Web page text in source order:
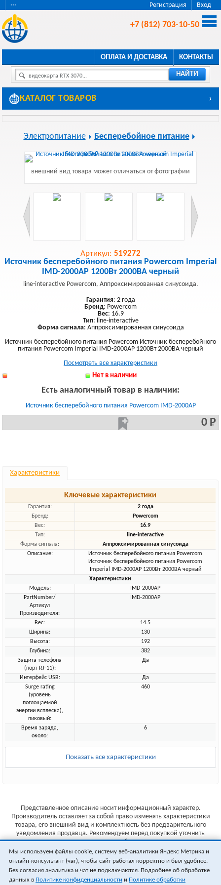
Регистрация Вход
···
+7 (812) 703-10-50
ОПЛАТА И ДОСТАВКА КОНТАКТЫ
видеокарта RTX 3070... НАЙТИ
КАТАЛОГ ТОВАРОВ ›
Электропитание Бесперебойное питание
внешний вид товара может отличаться от фотографии
Артикул: 519272
Источник бесперебойного питания Powercom Imperial
IMD-2000AP 1200Вт 2000ВА черный
line-interactive Powercom, Аппроксимированная синусоида.
Гарантия: 2 года
Бренд: Powercom
Вес: 16.9
Тип: line-interactive
Форма сигнала: Аппроксимированная синусоида
Источник бесперебойного питания Powercom Источник бесперебойного
питания Powercom Imperial IMD-2000AP 1200Вт 2000ВА черный
Посмотреть все характеристики
Нет в наличии
Есть аналогичный товар в наличии:
Источник бесперебойного питания Powercom IMD-2000AP
0 Р
Характеристики
Ключевые характеристики
Гарантия:
2 года
Бренд:
Powercom
Вес:
16.9
Тип:
line-interactive
Форма сигнала:
Аппроксимированная синусоида
Описание:
Источник бесперебойного питания Powercom
Источник бесперебойного питания Powercom
Imperial IMD-2000AP 1200Вт 2000ВА черный
Характеристики
Модель:
IMD-2000AP
PartNumber/
Артикул
Производителя:
IMD-2000AP
Вес:
14.5
Ширина:
130
Высота:
192
Глубина:
382
Защита телефона
(порт RJ-11):
Да
Интерфейс USB:
Да
Surge rating
(уровень
поглощаемой
энергии всплеска),
пиковый:
460
Время заряда,
около:
6
Показать все характеристики
Представленное описание носит информационный характер.
Производитель оставляет за собой право изменять характеристики
товара, его внешний вид и комплектность без предварительного
уведомления продавца. Рекомендуем перед покупкой уточнить
характеристики товара на сайте производителя.
Указанные цены не являются публичной офертой (ст.435 ГК РФ).
Стоимость и наличие товара уточняйте у менеджера.
Мы используем файлы cookie, систему веб-аналитики Яндекс Метрика и
онлайн-консультант (чат), чтобы сайт работал корректно и был удобнее.
Без согласия аналитика и чат не подключаются. Подробнее об обработке
данных в Политике конфиденциальности и Политике обработки